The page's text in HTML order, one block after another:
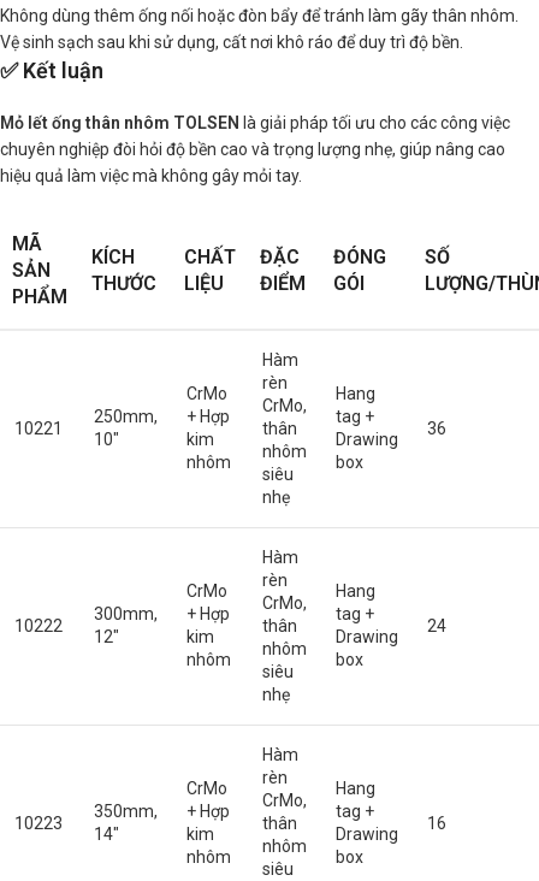
Không dùng thêm ống nối hoặc đòn bẩy để tránh làm gãy thân nhôm.
Vệ sinh sạch sau khi sử dụng, cất nơi khô ráo để duy trì độ bền.
✅ Kết luận
Mỏ lết ống thân nhôm TOLSEN là giải pháp tối ưu cho các công việc
chuyên nghiệp đòi hỏi độ bền cao và trọng lượng nhẹ, giúp nâng cao
hiệu quả làm việc mà không gây mỏi tay.
MÃ
SẢN
PHẨM
KÍCH
THƯỚC
CHẤT
LIỆU
ĐẶC
ĐIỂM
ĐÓNG
GÓI
SỐ
LƯỢNG/
10221
250mm,
10″
CrMo
+ Hợp
kim
nhôm
Hàm
rèn
CrMo,
thân
nhôm
siêu
nhẹ
Hang
tag +
Drawing
box
36
10222
300mm,
12″
CrMo
+ Hợp
kim
nhôm
Hàm
rèn
CrMo,
thân
nhôm
siêu
nhẹ
Hang
tag +
Drawing
box
24
10223
350mm,
14″
CrMo
+ Hợp
kim
nhôm
Hàm
rèn
CrMo,
thân
nhôm
siêu
Hang
tag +
Drawing
box
16